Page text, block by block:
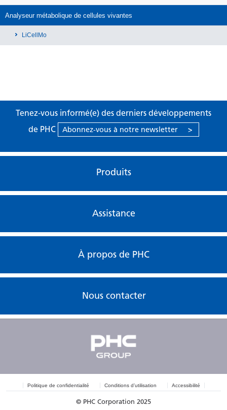
Analyseur métabolique de cellules vivantes
LiCellMo
Tenez-vous informé(e) des derniers développements
de PHC
Abonnez-vous à notre newsletter >
Produits
Assistance
À propos de PHC
Nous contacter
Politique de confidentialité Conditions d’utilisation Accessibilité
© PHC Corporation 2025